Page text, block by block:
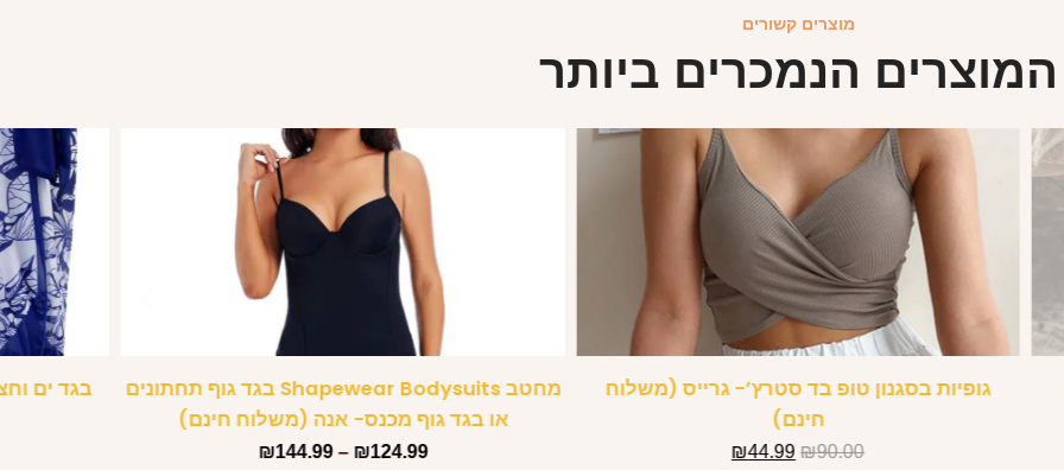
מוצרים קשורים
המוצרים הנמכרים ביותר
גופיות בסגנון טופ בד סטרץ’- גרייס (משלוח
חינם)
₪90.00
₪44.99
מחטב Shapewear Bodysuits בגד גוף תחתונים
או בגד גוף מכנס- אנה (משלוח חינם)
₪124.99
–
₪144.99
בגד ים